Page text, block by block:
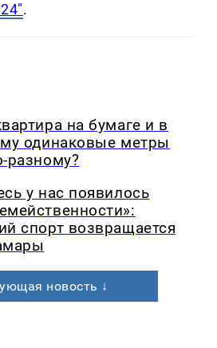
.
на бумаге и в
одинаковые метры
разному?
у нас появилось
спорт возвращается
новость ↓